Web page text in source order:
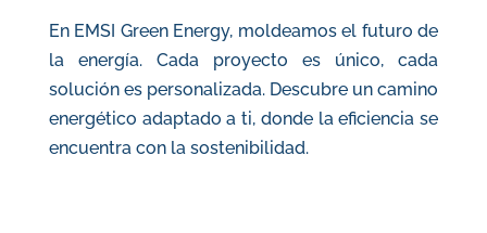
En EMSI Green Energy, moldeamos el futuro de
la energía. Cada proyecto es único, cada
solución es personalizada. Descubre un camino
energético adaptado a ti, donde la eficiencia se
encuentra con la sostenibilidad.